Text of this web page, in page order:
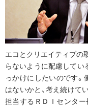
エコとクリエイティブの
らないように配慮してい
っかけにしたいのです
はないかと、考え続けて
担当するＲＤＩセンター